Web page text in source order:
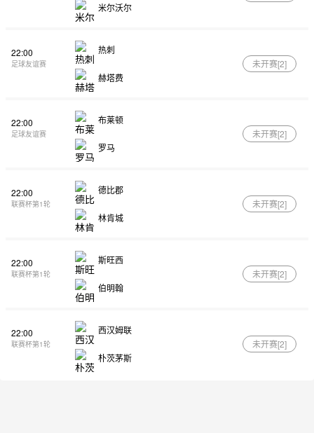
米尔沃尔
22:00
足球友谊赛
热刺
赫塔费
未开赛[2]
22:00
足球友谊赛
布莱顿
罗马
未开赛[2]
22:00
联赛杯第1轮
德比郡
林肯城
未开赛[2]
22:00
联赛杯第1轮
斯旺西
伯明翰
未开赛[2]
22:00
联赛杯第1轮
西汉姆联
朴茨茅斯
未开赛[2]